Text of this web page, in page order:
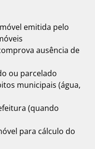
emitida pelo
ausência de
ou parcelado
municipais (água,
(quando
para cálculo do